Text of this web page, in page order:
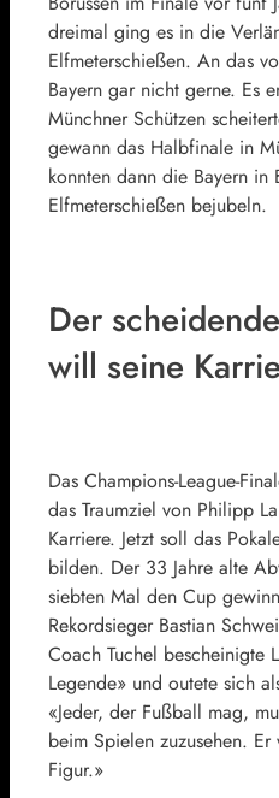
dreimal ging es in die
Elfmeterschießen. An das
Bayern gar nicht gerne. Es
Münchner Schützen
gewann das Halbfinale in
konnten dann die Bayern
Elfmeterschießen bejubeln.
Der
will seine
Das Champions-League-
das Traumziel von Philipp
Karriere. Jetzt soll das
bilden. Der 33 Jahre alte
siebten Mal den Cup
Rekordsieger Bastian
Coach Tuchel bescheinigte
Legende» und outete sich
«Jeder, der Fußball mag,
beim Spielen zuzusehen.
Figur.»